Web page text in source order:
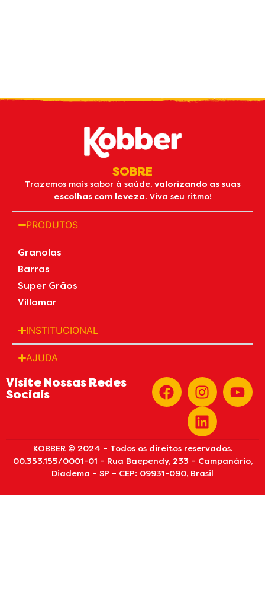
SOBRE
Trazemos mais sabor à saúde, valorizando as suas
escolhas com leveza.Viva seu ritmo!
PRODUTOS
Granolas
Barras
Super Grãos
Villamar
INSTITUCIONAL
AJUDA
Visite Nossas Redes
Sociais
KOBBER © 2024 – Todos os direitos reservados.
00.353.155/0001-01 – Rua Baependy, 233 – Campanário,
Diadema – SP – CEP: 09931-090, Brasil